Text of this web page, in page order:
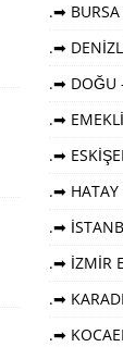
.➡ BURSA
.➡
.➡ DOĞU
.➡
.➡
.➡ HATAY
.➡
.➡ İZMİR
.➡
.➡